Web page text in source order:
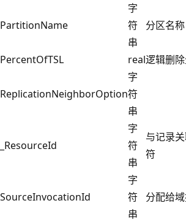
PartitionName
字
符
串
分区名称
PercentOfTSL real逻辑删
ReplicationNeighborOption
字
符
串
_ResourceId
字
符
串
与记录
符
SourceInvocationId
字
符
串
分配给